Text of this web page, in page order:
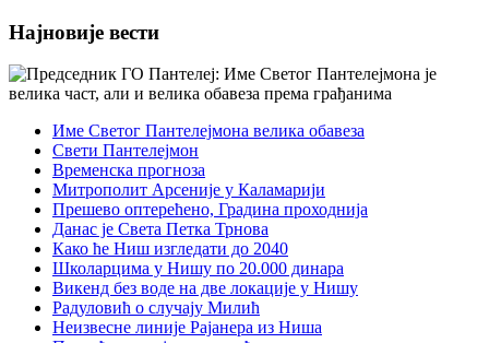
Најновије вести
Име Светог Пантелејмона велика обавеза
Свети Пантелејмон
Временска прогноза
Митрополит Арсеније у Каламарији
Прешево оптерећено, Градина проходнија
Данас је Света Петка Трнова
Како ће Ниш изгледати до 2040
Школарцима у Нишу по 20.000 динара
Викенд без воде на две локације у Нишу
Радуловић о случају Милић
Неизвесне линије Рајанера из Ниша